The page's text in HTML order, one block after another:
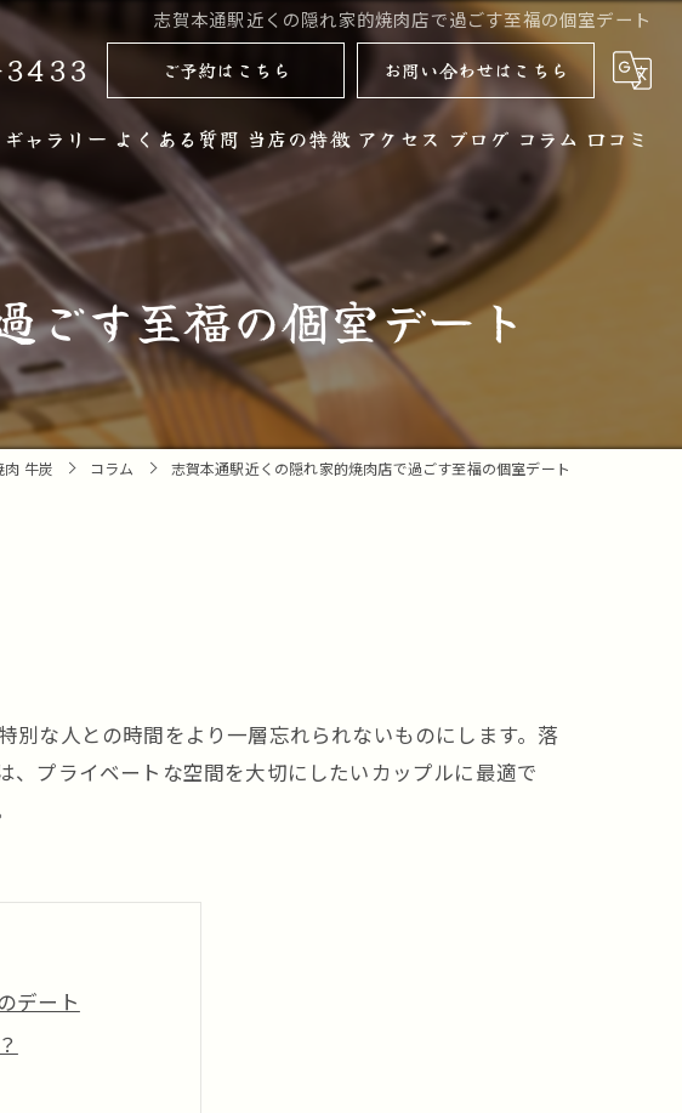
志賀本通駅近くの隠れ家的焼肉店で過ごす至福の個室デート
ご予約はこちら お問い合わせはこちら
ギャラリー よくある質問 当店の特徴
お酒
ノンアルコール
コース
デザート
アクセス ブログ コラム 口コミ
ごす至福の個室デート
肉 牛炭 コラム 志賀本通駅近くの隠れ家的焼肉店で過ごす至福の個室デート
な人との時間をより一層忘れられないものにします。落
プライベートな空間を大切にしたいカップルに最適で
デート